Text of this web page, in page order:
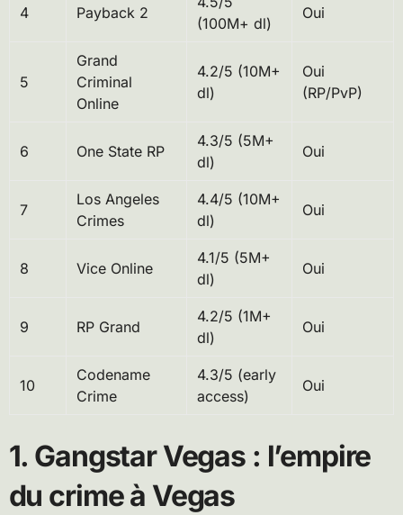
4 Payback 2
(100M+ dl)
Oui
5
Grand
Criminal
Online
4.2/5 (10M+
dl)
Oui
(RP/PvP)
6 One State RP
4.3/5 (5M+
dl)
Oui
7
Los Angeles
Crimes
4.4/5 (10M+
dl)
Oui
8 Vice Online
4.1/5 (5M+
dl)
Oui
9 RP Grand
4.2/5 (1M+
dl)
Oui
10
Codename
Crime
4.3/5 (early
access)
Oui
1. Gangstar Vegas : l’empire
du crime à Vegas